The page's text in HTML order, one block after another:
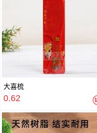
大喜梳
0.62